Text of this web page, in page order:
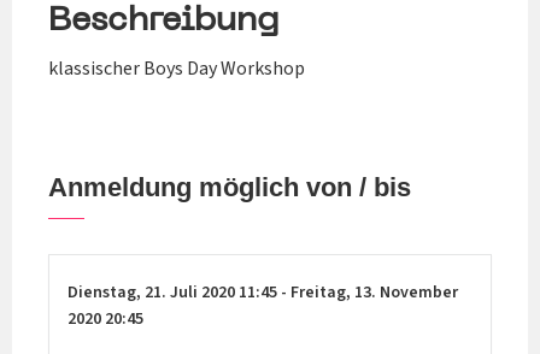
Beschreibung
klassischer Boys Day Workshop
Anmeldung möglich von / bis
Dienstag, 21. Juli 2020 11:45 - Freitag, 13. November
2020 20:45